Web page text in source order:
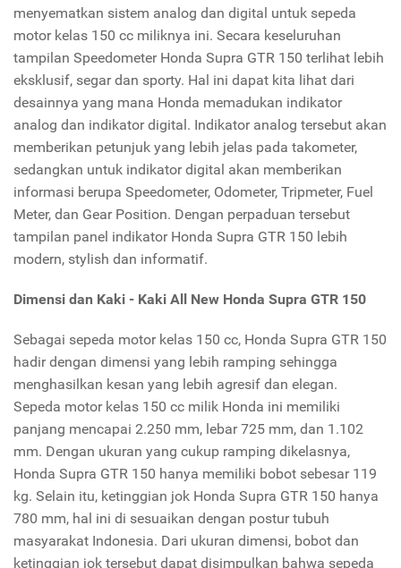
menyematkan sistem analog dan digital untuk sepeda
motor kelas 150 cc miliknya ini. Secara keseluruhan
tampilan Speedometer Honda Supra GTR 150 terlihat lebih
eksklusif, segar dan sporty. Hal ini dapat kita lihat dari
desainnya yang mana Honda memadukan indikator
analog dan indikator digital. Indikator analog tersebut akan
memberikan petunjuk yang lebih jelas pada takometer,
sedangkan untuk indikator digital akan memberikan
informasi berupa Speedometer, Odometer, Tripmeter, Fuel
Meter, dan Gear Position. Dengan perpaduan tersebut
tampilan panel indikator Honda Supra GTR 150 lebih
modern, stylish dan informatif.
Dimensi dan Kaki - Kaki All New Honda Supra GTR 150
Sebagai sepeda motor kelas 150 cc, Honda Supra GTR 150
hadir dengan dimensi yang lebih ramping sehingga
menghasilkan kesan yang lebih agresif dan elegan.
Sepeda motor kelas 150 cc milik Honda ini memiliki
panjang mencapai 2.250 mm, lebar 725 mm, dan 1.102
mm. Dengan ukuran yang cukup ramping dikelasnya,
Honda Supra GTR 150 hanya memiliki bobot sebesar 119
kg. Selain itu, ketinggian jok Honda Supra GTR 150 hanya
780 mm, hal ini di sesuaikan dengan postur tubuh
masyarakat Indonesia. Dari ukuran dimensi, bobot dan
ketinggian jok tersebut dapat disimpulkan bahwa sepeda